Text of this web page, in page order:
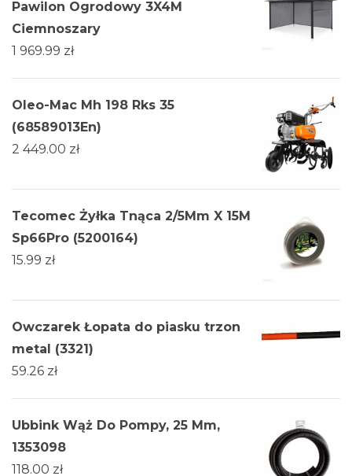
Pawilon Ogrodowy 3X4M
Ciemnoszary
1 969.99 zł
Oleo-Mac Mh 198 Rks 35
(68589013En)
2 449.00 zł
Tecomec Żyłka Tnąca 2/5Mm X 15M
Sp66Pro (5200164)
15.99 zł
Owczarek Łopata do piasku trzon
metal (3321)
59.26 zł
Ubbink Wąż Do Pompy, 25 Mm,
1353098
118.00 zł